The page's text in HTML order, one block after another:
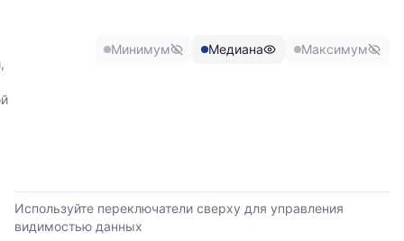
максимальной
последние
6
месяцев.
Минимум Медиана Максимум
Используйте переключатели сверху для управления
видимостью данных